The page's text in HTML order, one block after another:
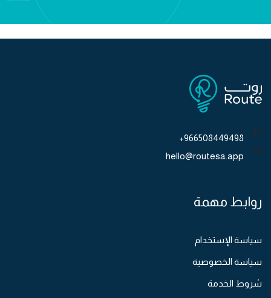
966508449498+
hello@routesa.app
روابط مهمة
سياسة الإستخدام
سياسة الخصوصية
شروط الخدمة